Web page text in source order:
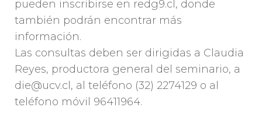
pueden inscribirse en redg9.cl, donde
también podrán encontrar más
información.
Las consultas deben ser dirigidas a Claudia
Reyes, productora general del seminario, a
die@ucv.cl, al teléfono (32) 2274129 o al
teléfono móvil 96411964.